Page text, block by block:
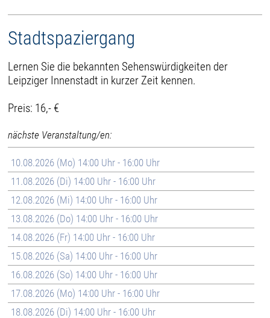
Stadtspaziergang
Lernen Sie die bekannten Sehenswürdigkeiten der
Leipziger Innenstadt in kurzer Zeit kennen.
Preis: 16,- €
nächste Veranstaltung/en:
10.08.2026 (Mo) 14:00 Uhr - 16:00 Uhr
11.08.2026 (Di) 14:00 Uhr - 16:00 Uhr
12.08.2026 (Mi) 14:00 Uhr - 16:00 Uhr
13.08.2026 (Do) 14:00 Uhr - 16:00 Uhr
14.08.2026 (Fr) 14:00 Uhr - 16:00 Uhr
15.08.2026 (Sa) 14:00 Uhr - 16:00 Uhr
16.08.2026 (So) 14:00 Uhr - 16:00 Uhr
17.08.2026 (Mo) 14:00 Uhr - 16:00 Uhr
18.08.2026 (Di) 14:00 Uhr - 16:00 Uhr